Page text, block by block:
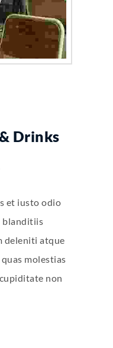
Drinks
et iusto odio
blanditiis
deleniti atque
molestias
non